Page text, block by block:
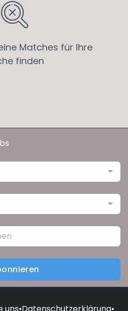
Matches für Ihre
finden
uns•Datenschutzerklärung•